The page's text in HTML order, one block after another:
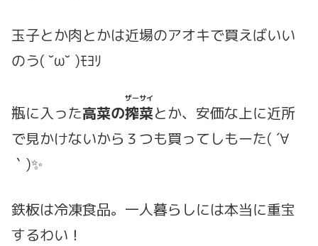
玉子とか肉とかは近場のアオキで買えばいい
のう( ˘ω˘ )ﾓﾖﾘ
瓶に入った高菜の搾菜
ザーサイ
とか、安価な上に近所
で見かけないから３つも買ってしもーた( ´∀
｀)✨
鉄板は冷凍食品。一人暮らしには本当に重宝
するわい！